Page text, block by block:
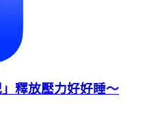
釋放壓力好好睡～